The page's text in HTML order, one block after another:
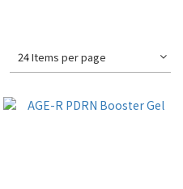
24 Items per page